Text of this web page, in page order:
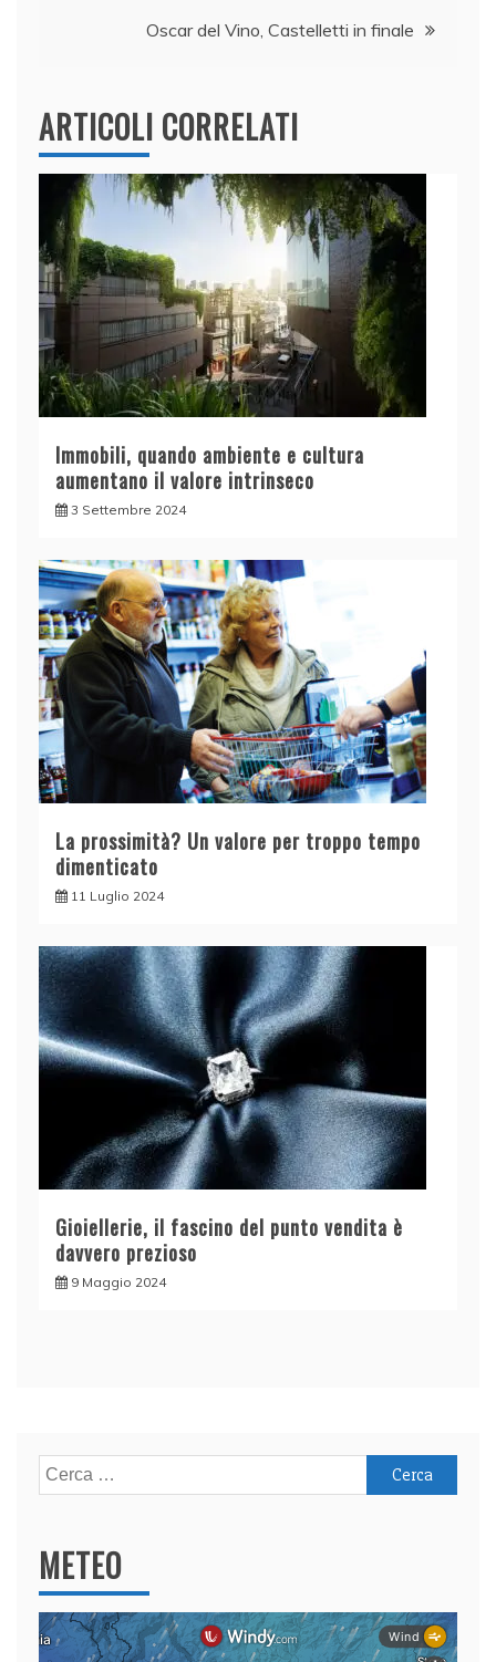
Oscar del Vino, Castelletti in finale
ARTICOLI CORRELATI
Immobili, quando ambiente e cultura
aumentano il valore intrinseco
3 Settembre 2024
La prossimità? Un valore per troppo tempo
dimenticato
11 Luglio 2024
Gioiellerie, il fascino del punto vendita è
davvero prezioso
9 Maggio 2024
Ricerca
per:
METEO